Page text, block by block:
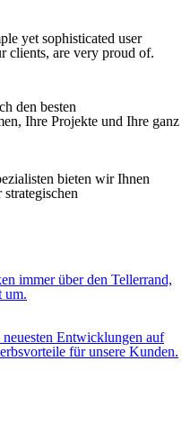
yet sophisticated user
clients, are very proud of.
den besten
Ihre Projekte und Ihre ganz
bieten wir Ihnen
immer über den Tellerrand,
um.
Entwicklungen auf
für unsere Kunden.